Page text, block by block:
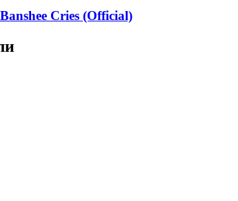
Cries (Official)